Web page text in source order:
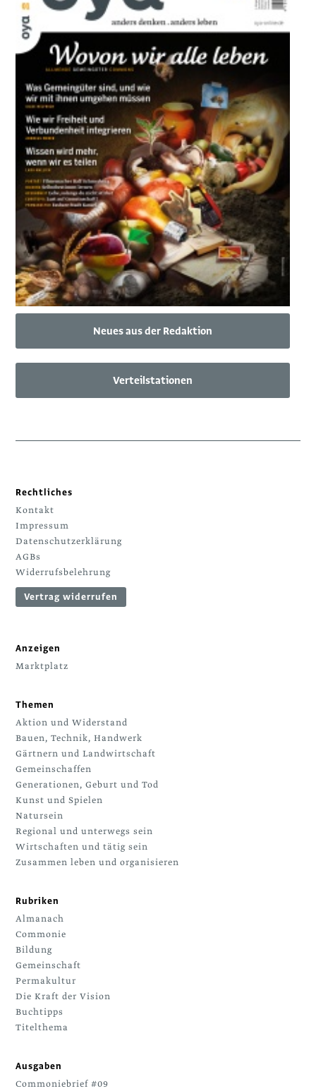
Neues aus der Redaktion
Verteilstationen
Rechtliches
Kontakt
Impressum
Datenschutzerklärung
AGBs
Widerrufsbelehrung
Vertrag widerrufen
Anzeigen
Marktplatz
Themen
Aktion und Widerstand
Bauen, Technik, Handwerk
Gärtnern und Landwirtschaft
Gemeinschaffen
Generationen, Geburt und Tod
Kunst und Spielen
Natursein
Regional und unterwegs sein
Wirtschaften und tätig sein
Zusammen leben und organisieren
Rubriken
Almanach
Commonie
Bildung
Gemeinschaft
Permakultur
Die Kraft der Vision
Buchtipps
Titelthema
Ausgaben
Commoniebrief #09